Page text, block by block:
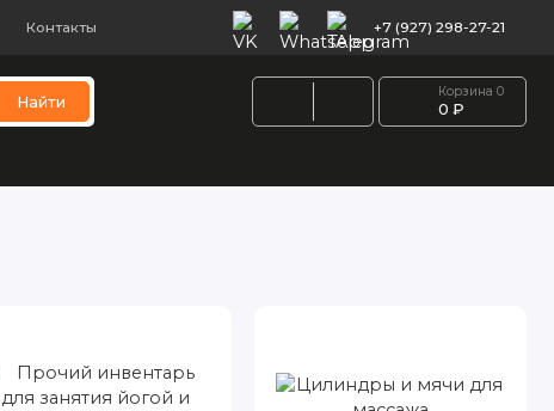
Контакты +7 (927) 298-27-21
Найти
Корзина 0
0 ₽